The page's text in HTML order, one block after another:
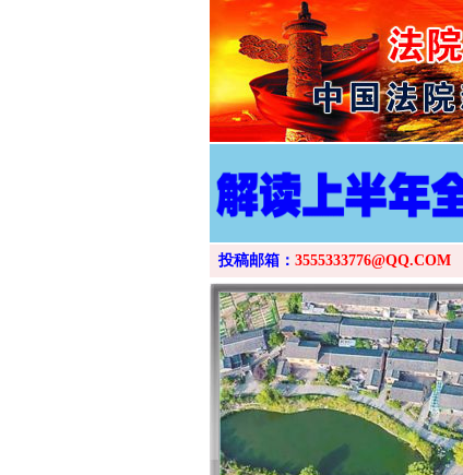
投稿邮箱： 3555333776@QQ.COM